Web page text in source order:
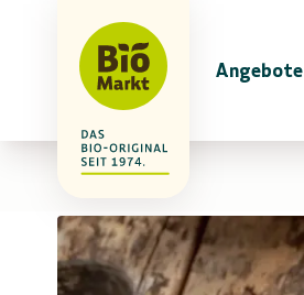
Angebote